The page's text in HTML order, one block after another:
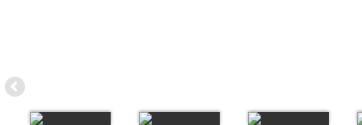
みなみしまばらebooks